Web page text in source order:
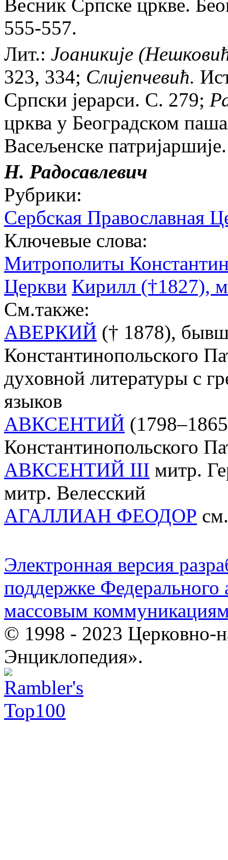
Весник Српске цркве.
555-557.
Лит.: Jоаникиjе
323, 334; Слиjепчевић.
Српски jерарси. С. 279;
црква у Београдском
Васељенске
Н. Радосавлевич
Рубрики:
Сербская Православная
Ключевые слова:
Митрополиты
Церкви Кирилл (†1827),
См.также:
АВЕРКИЙ († 1878),
Константинопольского
духовной литературы с
языков
АВКСЕНТИЙ
Константинопольского
АВКСЕНТИЙ III митр.
митр. Велесский
АГАЛЛИАН ФЕОДОР
Электронная версия
поддержке Федерального
массовым
© 1998 - 2023 Церковно-
Энциклопедия».